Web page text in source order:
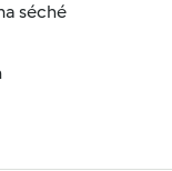
séché